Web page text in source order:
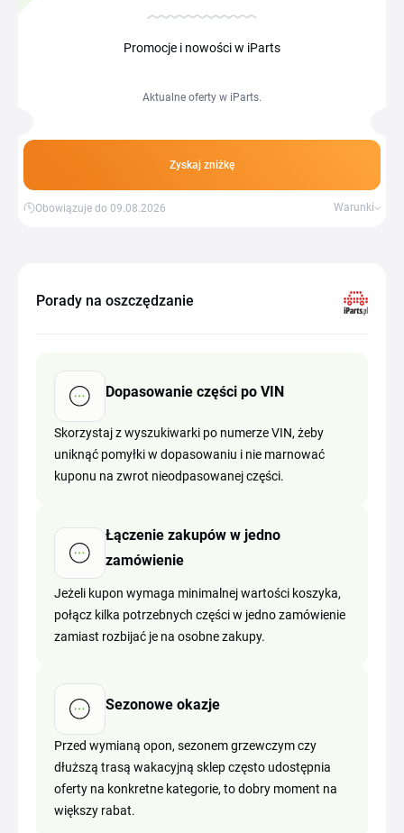
Promocje i nowości w iParts
Aktualne oferty w iParts.
Zyskaj zniżkę
Obowiązuje do 09.08.2026 Warunki
Porady na oszczędzanie
Dopasowanie części po VIN
Skorzystaj z wyszukiwarki po numerze VIN, żeby
uniknąć pomyłki w dopasowaniu i nie marnować
kuponu na zwrot nieodpasowanej części.
Łączenie zakupów w jedno
zamówienie
Jeżeli kupon wymaga minimalnej wartości koszyka,
połącz kilka potrzebnych części w jedno zamówienie
zamiast rozbijać je na osobne zakupy.
Sezonowe okazje
Przed wymianą opon, sezonem grzewczym czy
dłuższą trasą wakacyjną sklep często udostępnia
oferty na konkretne kategorie, to dobry moment na
większy rabat.